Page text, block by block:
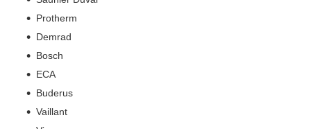
Protherm
Demrad
Bosch
ECA
Buderus
Vaillant